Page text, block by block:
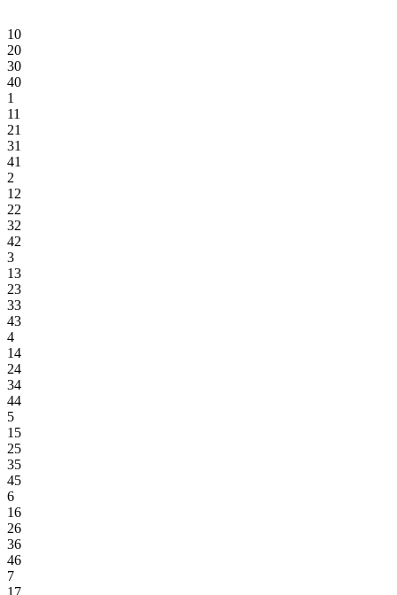
10
20
30
40
1
11
21
31
41
2
12
22
32
42
3
13
23
33
43
4
14
24
34
44
5
15
25
35
45
6
16
26
36
46
7
17